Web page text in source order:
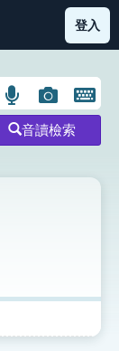
索引表圖示
登入
語
言
搜
圖
片
搜
開
鍵
圖
音讀檢索